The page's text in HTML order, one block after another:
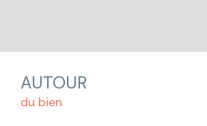
AUTOUR
du bien